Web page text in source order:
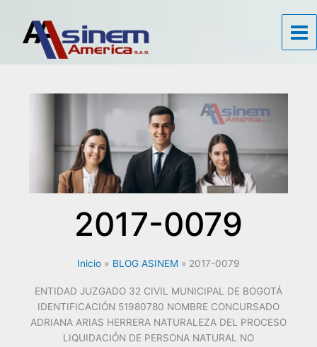
contenido
2017-0079
Inicio BLOG ASINEM 2017-0079
ENTIDAD JUZGADO 32 CIVIL MUNICIPAL DE BOGOTÁ
IDENTIFICACIÓN 51980780 NOMBRE CONCURSADO
ADRIANA ARIAS HERRERA NATURALEZA DEL PROCESO
LIQUIDACIÓN DE PERSONA NATURAL NO